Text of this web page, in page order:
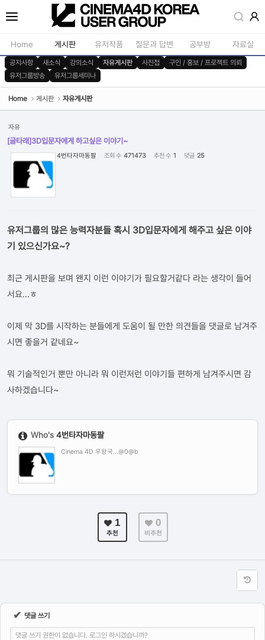
Home 게시판
공지사항
새소식
자유게시판
사진첩
구인 / 홍보 / 프로젝트 의뢰
유저작품 질문과 답변 공부방 자료실
애니메이션 / 리깅 /
공지사항 새소식 강의소식 자유게시판 사진첩
구인 / 홍보 / 프로젝트 의뢰
유저그룹방송
유저그룹세미나
Home 게시판 자유게시판
자유
[글타래]3D입문자에게 하고싶은 이야기~
4번타자마동팔 조회 수 471473 추천 수 1 댓글 25
유저그룹의 많은 능력자분들 혹시 3D입문자에게 해주고 싶은 이야
기 있으신가요~?
최근 게시판을 보며 왠지 이런 이야기가 필요할거같다 라는 생각이 들어
서요...ㅎ
이제 막 3D를 시작하는 분들에게 도움이 될 만한 의견들을 댓글로 남겨주
시면 좋을거 같네요~
뭐 기술적인거 뿐만 아니라 뭐 이런저런 이야기들 편하게 남겨주시면 감
사하겠습니다~
Who's4번타자마동팔
Cinema 4D 우왕국...@0@b
1
추천
0
비추천
✔ 댓글 쓰기
댓글 쓰기 권한이 없습니다. 로그인 하시겠습니까?
Sketchbook5, 스케치북5
Sketchbook5, 스케치북5